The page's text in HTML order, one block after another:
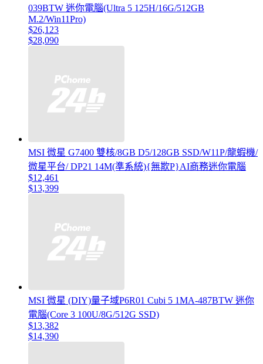
039BTW 迷你電腦(Ultra 5 125H/16G/512GB
M.2/Win11Pro)
$26,123
$28,090
MSI 微星 G7400 雙核/8GB D5/128GB SSD/W11P/龍蝦機/
微星平台/ DP21 14M(準系統){無欺P}AI商務迷你電腦
$12,461
$13,399
MSI 微星 (DIY)量子域P6R01 Cubi 5 1MA-487BTW 迷你
電腦(Core 3 100U/8G/512G SSD)
$13,382
$14,390